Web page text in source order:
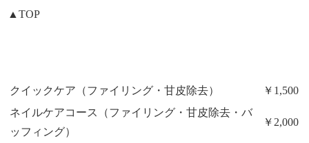
▲TOP
クイックケア（ファイリング・甘皮除去）
￥1,500
ネイルケアコース（ファイリング・甘皮除去・バ
ッフィング）
￥2,000